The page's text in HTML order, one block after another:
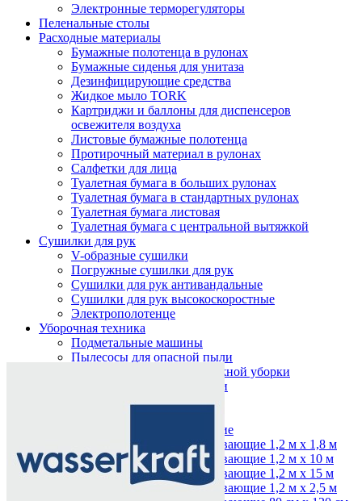
Электронные терморегуляторы
Пеленальные столы
Расходные материалы
Бумажные полотенца в рулонах
Бумажные сиденья для унитаза
Дезинфицирующие средства
Жидкое мыло TORK
Картриджи и баллоны для диспенсеров
освежителя воздуха
Листовые бумажные полотенца
Протирочный материал в рулонах
Салфетки для лица
Туалетная бумага в больших рулонах
Туалетная бумага в стандартных рулонах
Туалетная бумага листовая
Туалетная бумага с центральной вытяжкой
Сушилки для рук
V-образные сушилки
Погружные сушилки для рук
Сушилки для рук антивандальные
Сушилки для рук высокоскоростные
Электрополотенце
Уборочная техника
Подметальные машины
Пылесосы для опасной пыли
Пылесосы для сухой и влажной уборки
Пылесосы для сухой уборки
Коврики влаговпитывающие
Коврики влаговпитывающие 1,2 м х 1,8 м
Коврики влаговпитывающие 1,2 м х 10 м
Коврики влаговпитывающие 1,2 м х 15 м
Коврики влаговпитывающие 1,2 м х 2,5 м
Нажмите, чтобы увеличить